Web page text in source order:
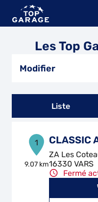
Les Top
Modifier
Liste
1
9.07 km
CLASSIC
ZA Les
16330 VARS
Fermé